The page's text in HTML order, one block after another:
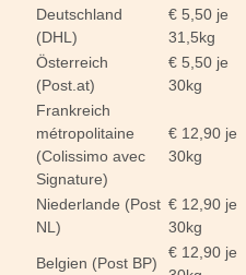
Deutschland
(DHL)
€ 5,50 je
31,5kg
Österreich
(Post.at)
€ 5,50 je
30kg
Frankreich
métropolitaine
(Colissimo avec
Signature)
€ 12,90 je
30kg
Niederlande (Post
NL)
€ 12,90 je
30kg
Belgien (Post BP)
€ 12,90 je